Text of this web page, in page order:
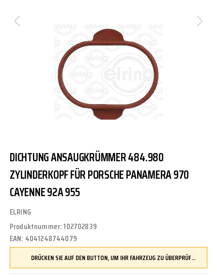
DICHTUNG ANSAUGKRÜMMER 484.980
ZYLINDERKOPF FÜR PORSCHE PANAMERA 970
CAYENNE 92A 955
ELRING
Produktnummer:102702839
EAN: 4041248744079
DRÜCKEN SIE AUF DEN BUTTON, UM IHR FAHRZEUG ZU ÜBERPRÜFEN UND SICHERZUSTELLEN, DASS DIESES TEIL KOMPATIBEL IST, BEVOR SIE ES BESTELLEN